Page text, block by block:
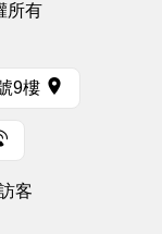
所有
9樓
客